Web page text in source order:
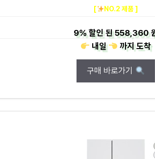
[ NO.2 제품 ]
9%할인 된558,360
내일
까지도착
구매 바로가기